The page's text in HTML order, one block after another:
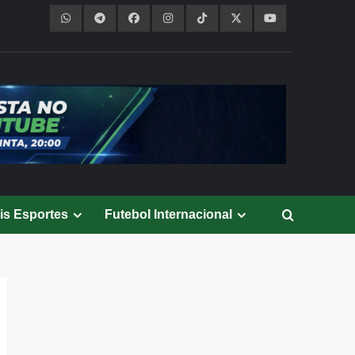
Esportes Futebol Internacional